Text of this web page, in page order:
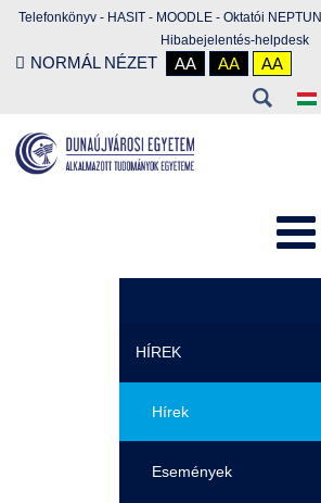
Telefonkönyv - HASIT - MOODLE - Oktatói NEPTUN
Hibabejelentés-helpdesk
NORMÁL NÉZET AA AA AA
HÍREK
Hírek
Események